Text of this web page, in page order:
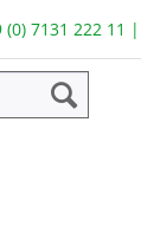
(0) 7131 222 11 |